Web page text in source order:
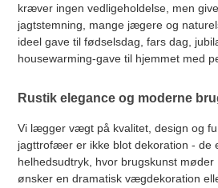
kræver ingen vedligeholdelse, men
jagtstemning, mange jægere og
ideel gave til fødselsdag, fars dag,
housewarming-gave til hjemmet med
Rustik elegance og moderne
Vi lægger vægt på kvalitet, design og
jagttrofæer er ikke blot dekoration - de
helhedsudtryk, hvor brugskunst møder
ønsker en dramatisk vægdekoration